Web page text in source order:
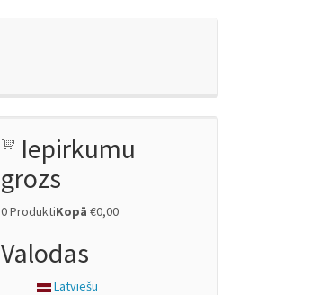
Iepirkumu
grozs
0ProduktiKopā €0,00
Valodas
Latviešu